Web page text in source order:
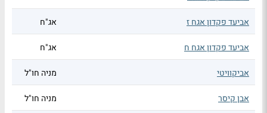
אביעד פקדון אגח ז אג"ח
אביעד פקדון אגח ח אג"ח
אביקוויטי מניה חו"ל
אבן קיסר מניה חו"ל